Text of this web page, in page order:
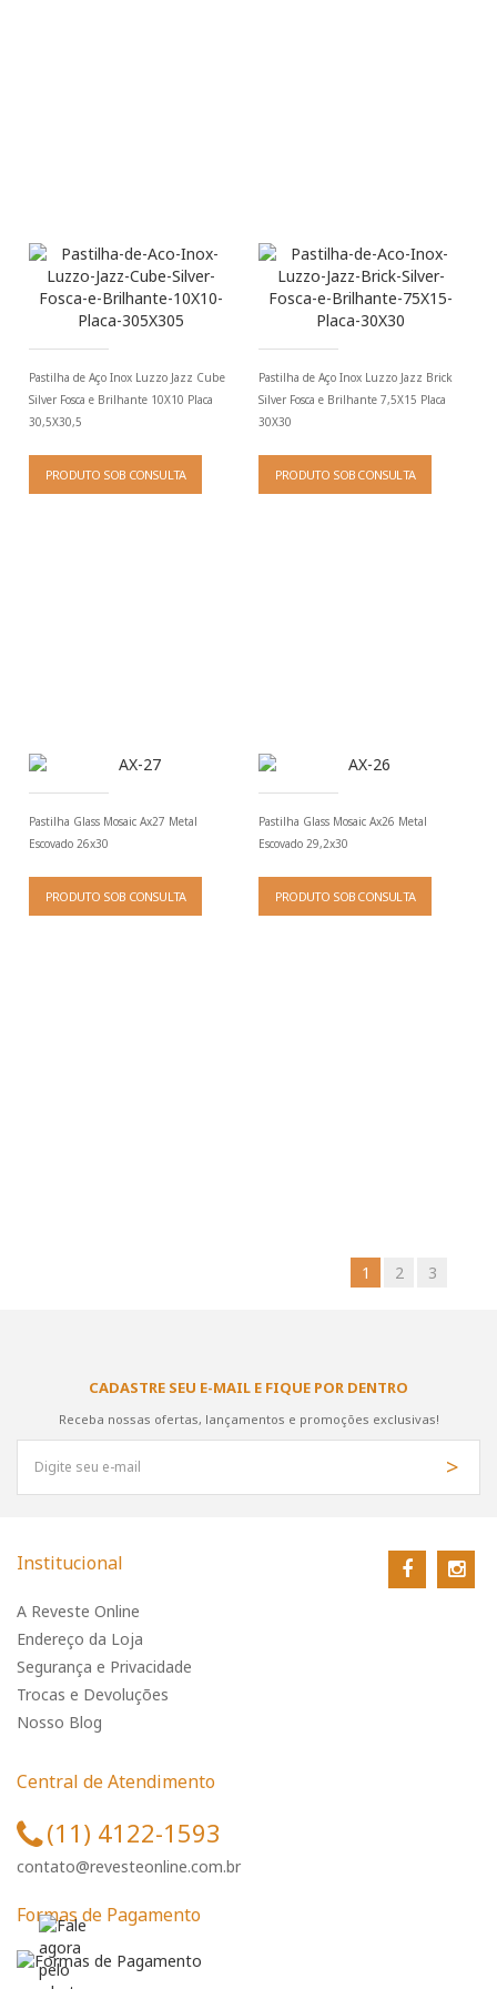
Pastilha de Aço Inox Luzzo Jazz Cube
Silver Fosca e Brilhante 10X10 Placa
30,5X30,5
PRODUTO SOB CONSULTA
Pastilha de Aço Inox Luzzo Jazz Brick
Silver Fosca e Brilhante 7,5X15 Placa
30X30
PRODUTO SOB CONSULTA
Pastilha Glass Mosaic Ax27 Metal
Escovado 26x30
PRODUTO SOB CONSULTA
Pastilha Glass Mosaic Ax26 Metal
Escovado 29,2x30
PRODUTO SOB CONSULTA
1 2 3
CADASTRE SEU E-MAIL E FIQUE POR DENTRO
Receba nossas ofertas, lançamentos e promoções exclusivas!
Institucional
A Reveste Online
Endereço da Loja
Segurança e Privacidade
Trocas e Devoluções
Nosso Blog
Central de Atendimento
(11) 4122-1593
contato@revesteonline.com.br
Formas de Pagamento